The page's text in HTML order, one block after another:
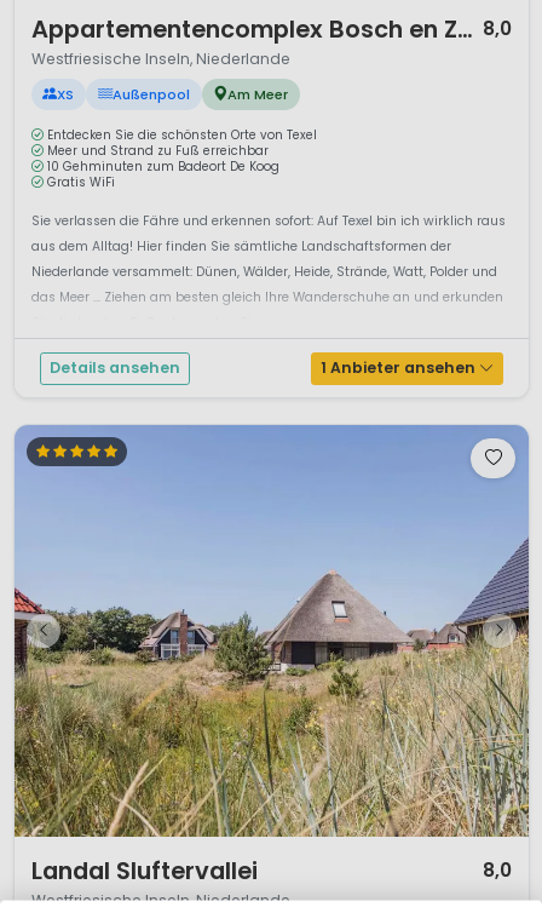
Appartementencomplex Bosch en Zee 8,0
Westfriesische Inseln, Niederlande
XS Außenpool Am Meer
Entdecken Sie die schönsten Orte von Texel
Meer und Strand zu Fuß erreichbar
10 Gehminuten zum Badeort De Koog
Gratis WiFi
Sie verlassen die Fähre und erkennen sofort: Auf Texel bin ich wirklich raus
aus dem Alltag! Hier finden Sie sämtliche Landschaftsformen der
Niederlande versammelt: Dünen, Wälder, Heide, Strände, Watt, Polder und
das Meer ... Ziehen am besten gleich Ihre Wanderschuhe an und erkunden
Details ansehen 1 Anbieter ansehen
Landal Sluftervallei 8,0
Westfriesische Inseln, Niederlande